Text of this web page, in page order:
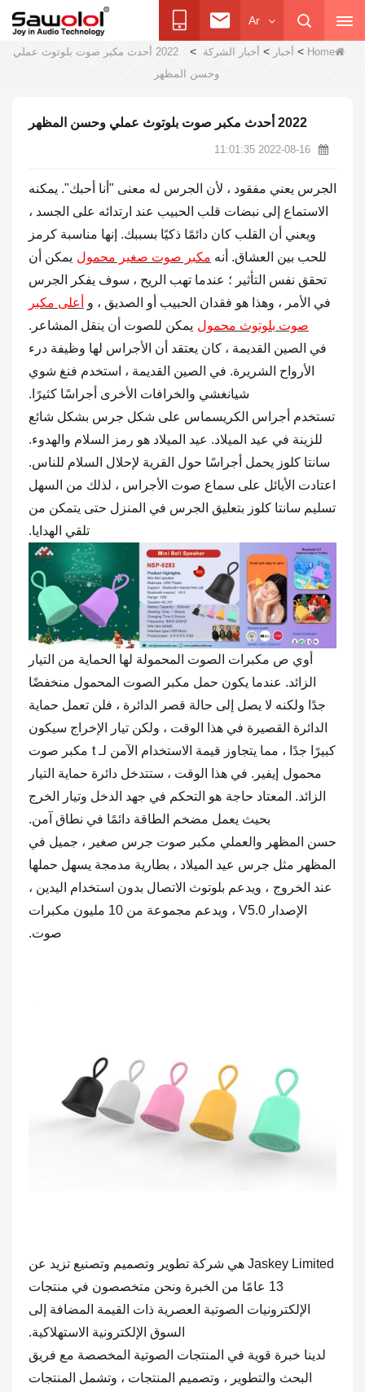
Ar
Home
> أخبار > أخبار الشركة >
2022 أحدث مكبر صوت بلوتوث عملي
وحسن المظهر
2022 أحدث مكبر صوت بلوتوث عملي وحسن المظهر
2022-08-16 11:01:35
الجرس يعني مفقود ، لأن الجرس له معنى "أنا أحبك". يمكنه
الاستماع إلى نبضات قلب الحبيب عند ارتدائه على الجسد ،
ويعني أن القلب كان دائمًا ذكيًا بسببك. إنها مناسبة كرمز
للحب بين العشاق. أنه مكبر صوت صغير محمول يمكن أن
تحقق نفس التأثير ؛ عندما تهب الريح ، سوف يفكر الجرس
في الأمر ، وهذا هو فقدان الحبيب أو الصديق ، و
أعلى مكبر
صوت بلوتوث محمول يمكن للصوت أن ينقل المشاعر.
في الصين القديمة ، كان يعتقد أن الأجراس لها وظيفة درء
الأرواح الشريرة. في الصين القديمة ، استخدم فنغ شوي
شيانغشي والخرافات الأخرى أجراسًا كثيرًا.
تستخدم أجراس الكريسماس على شكل جرس بشكل شائع
للزينة في عيد الميلاد. عيد الميلاد هو رمز السلام والهدوء.
سانتا كلوز يحمل أجراسًا حول القرية لإحلال السلام للناس.
اعتادت الأيائل على سماع صوت الأجراس ، لذلك من السهل
تسليم سانتا كلوز بتعليق الجرس في المنزل حتى يتمكن من
تلقي الهدايا.
أوي ص مكبرات الصوت المحمولة لها الحماية من التيار
الزائد. عندما يكون حمل مكبر الصوت المحمول منخفضًا
جدًا ولكنه لا يصل إلى حالة قصر الدائرة ، فلن تعمل حماية
الدائرة القصيرة في هذا الوقت ، ولكن تيار الإخراج سيكون
كبيرًا جدًا ، مما يتجاوز قيمة الاستخدام الآمن لـ t مكبر صوت
محمول
إيفير. في هذا الوقت ، ستتدخل دائرة حماية التيار
الزائد. المعتاد حاجة هو التحكم في جهد الدخل وتيار الخرج
بحيث يعمل مضخم الطاقة دائمًا في نطاق آمن.
حسن المظهر والعملي مكبر صوت جرس صغير ، جميل في
المظهر مثل جرس عيد الميلاد ، بطارية مدمجة يسهل حملها
عند الخروج ، ويدعم بلوتوث الاتصال بدون استخدام اليدين ،
الإصدار V5.0 ، ويدعم مجموعة من 10 مليون مكبرات
صوت.
Jaskey Limited هي شركة تطوير وتصميم وتصنيع تزيد عن
13 عامًا من الخبرة ونحن متخصصون في منتجات
الإلكترونيات الصوتية العصرية ذات القيمة المضافة إلى
السوق الإلكترونية الاستهلاكية.
لدينا خبرة قوية في المنتجات الصوتية المخصصة مع فريق
البحث والتطوير ، وتصميم المنتجات ، وتشمل المنتجات